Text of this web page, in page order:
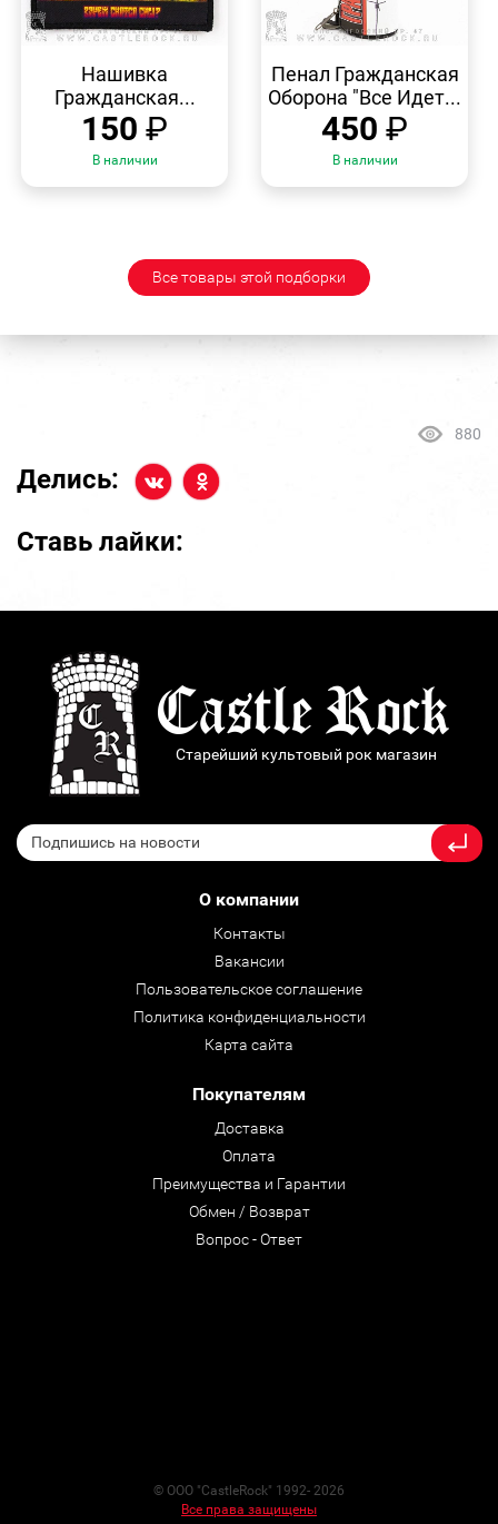
ПРОСМОТР
Нашивка
Гражданская...
150 ₽
В наличии
ПРОСМОТР
Пенал Гражданская
Оборона "Все Идет...
450 ₽
В наличии
Все товары этой подборки
880
Делись:
Ставь лайки:
Старейший культовый рок магазин
О компании
Контакты
Вакансии
Пользовательское соглашение
Политика конфиденциальности
Карта сайта
Покупателям
Доставка
Оплата
Преимущества и Гарантии
Обмен / Возврат
Вопрос - Ответ
© ООО "CastleRock" 1992- 2026
Все права защищены